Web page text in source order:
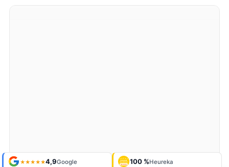
★★★★★4,9Google OVERENÉ
ZÁKAZNÍKMI
Heureka 100 %Heureka
Shop roku'24 + '25 Galéria925 fotiek